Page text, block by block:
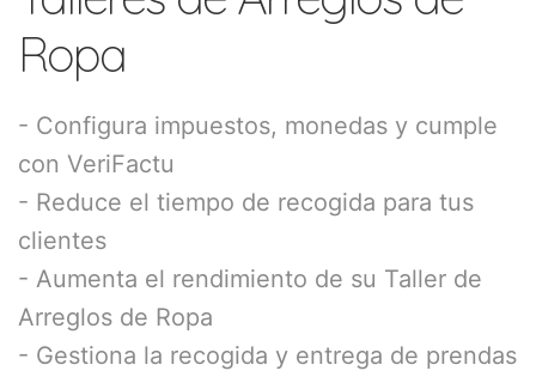
Ropa
- Configura impuestos, monedas y cumple
con VeriFactu
- Reduce el tiempo de recogida para tus
clientes
- Aumenta el rendimiento de su Taller de
Arreglos de Ropa
- Gestiona la recogida y entrega de prendas